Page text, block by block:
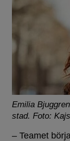
Emilia
stad. Foto:
– Teamet